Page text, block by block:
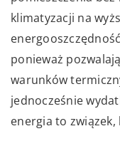
klimatyzacji na
ponieważ
warunków
jednocześnie
energia to